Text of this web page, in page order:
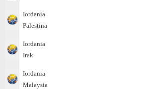
Iordania
Palestina
Iordania
Irak
Iordania
Malaysia